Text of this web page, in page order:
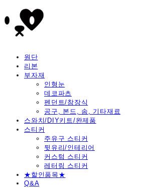
원단
리본
부자재
인형눈
데코파츠
펜던트/참장식
공구, 본드, 솜, 기타재료
스와치/DIY키트/완제품
스티커
주유구 스티커
뒷유리/인테리어
커스텀 스티커
레터링 스티커
★할인품목★
Q&A